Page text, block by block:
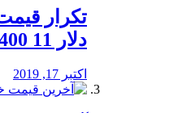
تکرار
دلار 11 400
اکتبر 17, 2019